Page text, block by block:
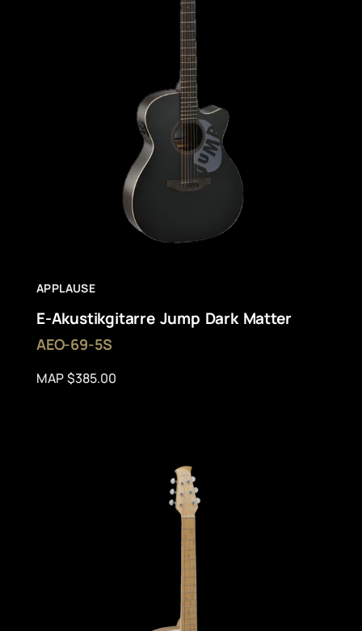
APPLAUSE
E-Akustikgitarre Jump Dark Matter
AEO-69-5S
MAP $385.00